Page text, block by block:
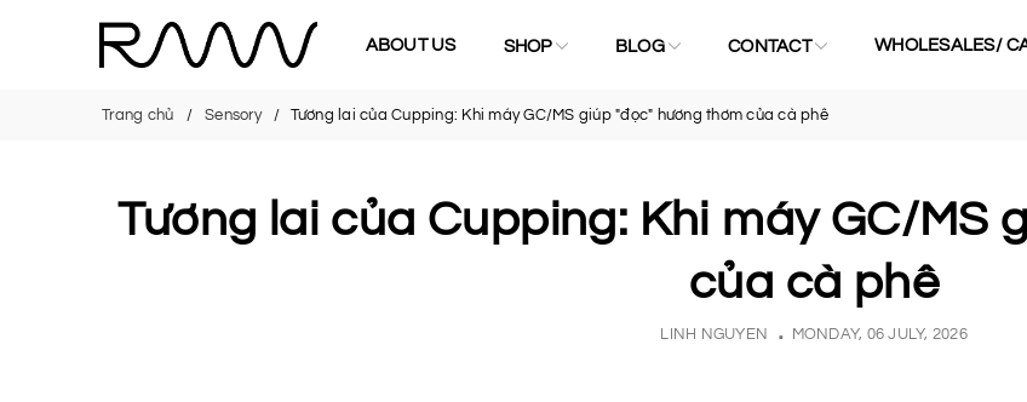
ABOUT US SHOP BLOG CONTACT WHOLESALES/
Trang chủ Sensory Tương lai của Cupping: Khi máy GC/MS giúp "đọc" hương thơm của cà phê
Tương lai của Cupping: Khi máy GC/MS
của cà phê
LINH NGUYEN MONDAY, 06 JULY, 2026